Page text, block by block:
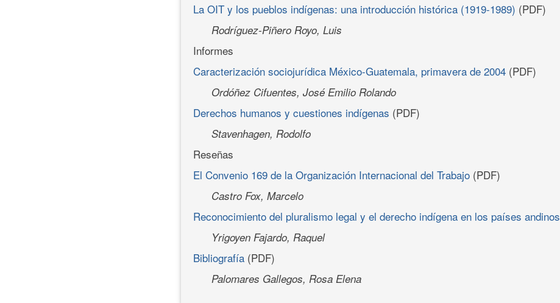
La OIT y los pueblos indígenas: una introducción histórica (1919-1989) (PDF)
Rodríguez-Piñero Royo, Luis
Informes
Caracterización sociojurídica México-Guatemala, primavera de 2004 (PDF)
Ordóñez Cifuentes, José Emilio Rolando
Derechos humanos y cuestiones indígenas (PDF)
Stavenhagen, Rodolfo
Reseñas
El Convenio 169 de la Organización Internacional del Trabajo (PDF)
Castro Fox, Marcelo
Reconocimiento del pluralismo legal y el derecho indígena en los países andinos
Yrigoyen Fajardo, Raquel
Bibliografía (PDF)
Palomares Gallegos, Rosa Elena